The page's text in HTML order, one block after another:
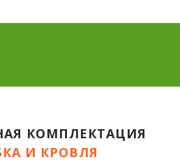
КОМПЛЕКТАЦИЯ
И КРОВЛЯ